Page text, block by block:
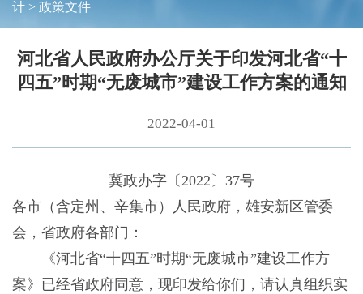
计> 政策文件
河北省人民政府办公厅关于印发河北省“十
四五”时期“无废城市”建设工作方案的通知
2022-04-01
冀政办字〔2022〕37号
各市（含定州、辛集市）人民政府，雄安新区管委
会，省政府各部门：
《河北省“十四五”时期“无废城市”建设工作方
案》已经省政府同意，现印发给你们，请认真组织实